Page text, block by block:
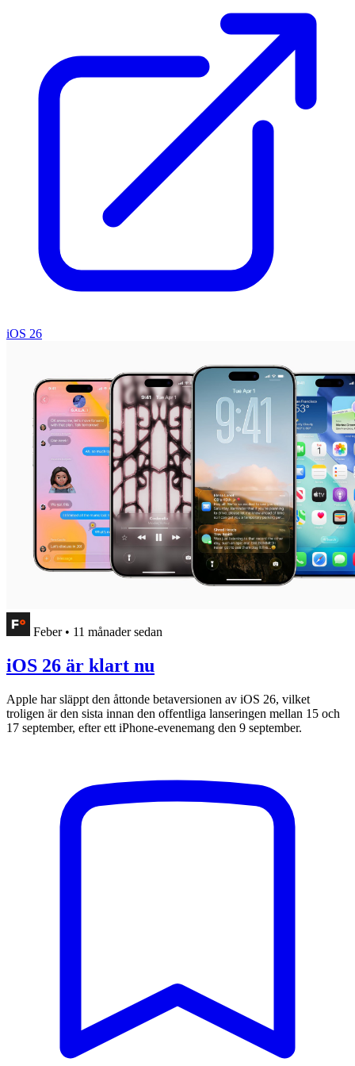
iOS 26
Feber • 11 månader sedan
iOS 26 är klart nu
Apple har släppt den åttonde betaversionen av iOS 26, vilket
troligen är den sista innan den offentliga lanseringen mellan 15 och
17 september, efter ett iPhone-evenemang den 9 september.